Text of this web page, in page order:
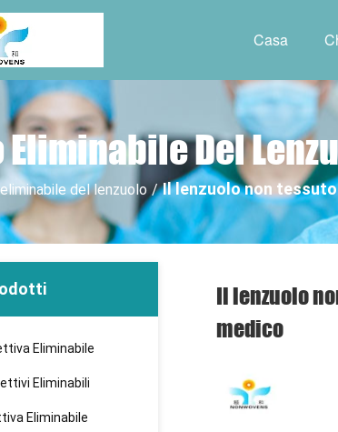
Casa
Eliminabile Del
del lenzuolo / Il lenzuolo non
Eliminabile
Eliminabili
Eliminabile
Il lenzuolo
medico